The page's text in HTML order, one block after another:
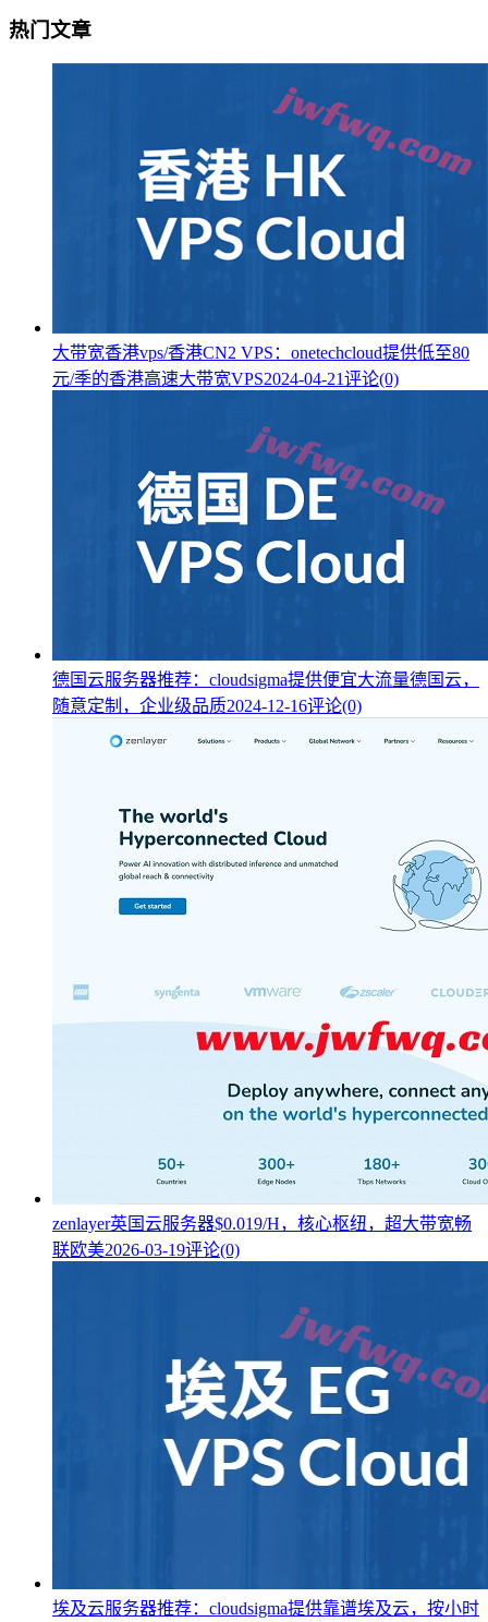
热门文章
大带宽香港vps/香港CN2 VPS：onetechcloud提供低至80
元/季的香港高速大带宽VPS2024-04-21评论(0)
德国云服务器推荐：cloudsigma提供便宜大流量德国云，
随意定制，企业级品质2024-12-16评论(0)
zenlayer英国云服务器$0.019/H，核心枢纽，超大带宽畅
联欧美2026-03-19评论(0)
埃及云服务器推荐：cloudsigma提供靠谱埃及云，按小时